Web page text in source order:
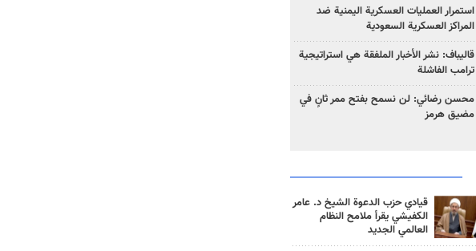
استمرار العمليات العسكرية اليمنية ضد
المراكز العسكرية السعودية
قاليباف: نشر الأخبار الملفقة هي استراتيجية
ترامب الفاشلة
محسن رضائي: لن نسمح بفتح ممر ثانٍ في
مضيق هرمز
قيادي حزب الدعوة الشيخ د. عامر
الكفيشي يقرأ ملامح النظام
العالمي الجديد